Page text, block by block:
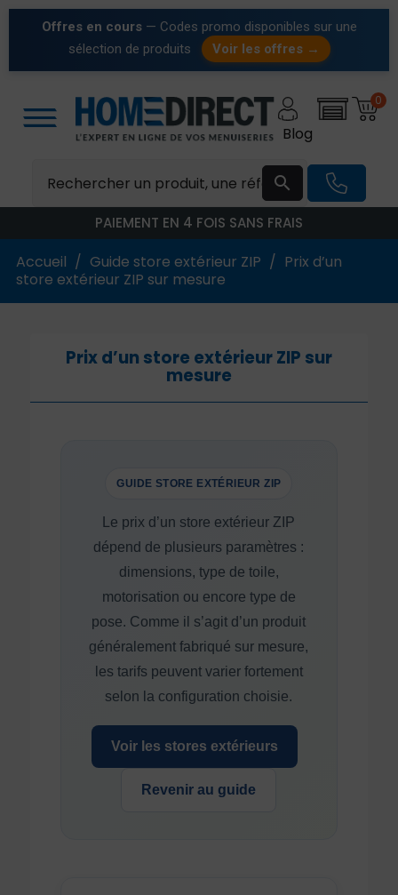
Offres en cours — Codes promo disponibles sur une
sélection de produits
Voir les offres →

0
Blog
PAIEMENT EN 4 FOIS SANS FRAIS
Accueil Guide store extérieur ZIP
Prix d’un
store extérieur ZIP sur mesure
Prix d’un store extérieur ZIP sur
mesure
GUIDE STORE EXTÉRIEUR ZIP
Le prix d’un store extérieur ZIP
dépend de plusieurs paramètres :
dimensions, type de toile,
motorisation ou encore type de
pose. Comme il s’agit d’un produit
généralement fabriqué sur mesure,
les tarifs peuvent varier fortement
selon la configuration choisie.
Voir les stores extérieurs
Revenir au guide